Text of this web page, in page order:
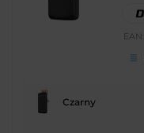
EAN:
Czarny